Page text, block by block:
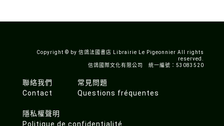
Copyright © by 信鴿法國書店 Librairie Le Pigeonnier All rights
reserved.
信鴿國際文化有限公司 統一編號：53083520
聯絡我們
Contact
常見問題
Questions fréquentes
隱私權聲明
Politique de confidentialité